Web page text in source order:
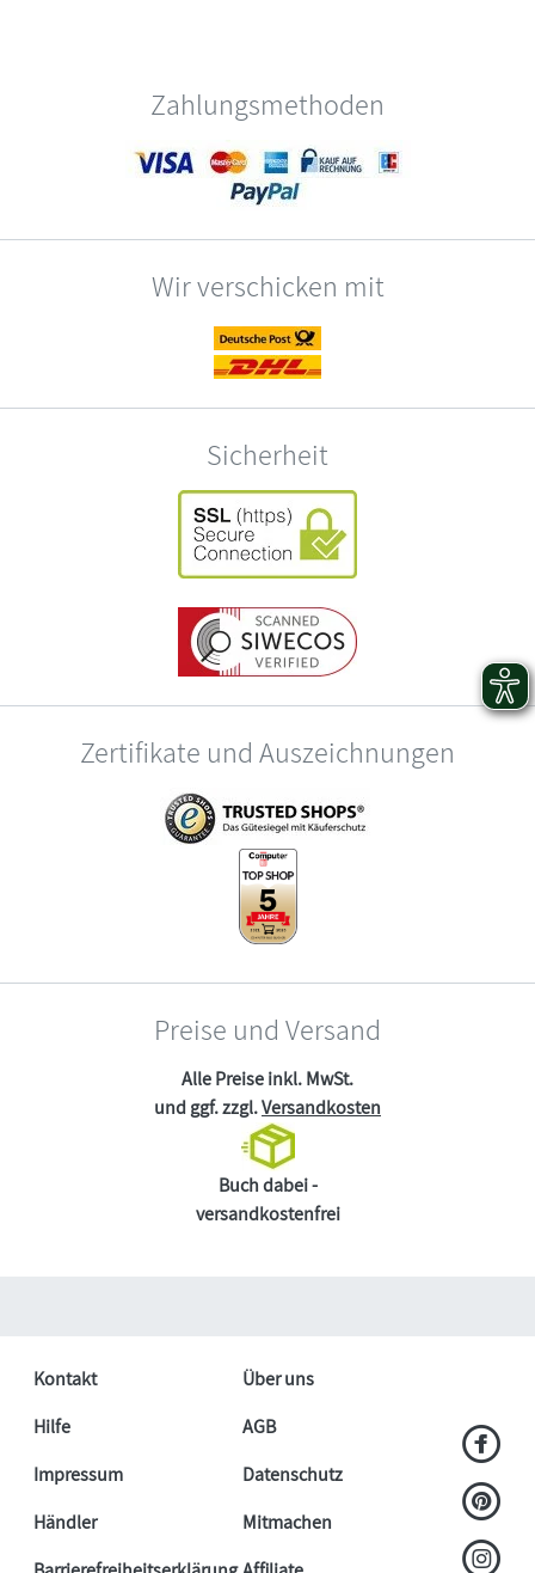
Zahlungsmethoden
Wir verschicken mit
Sicherheit
Zertifikate und Auszeichnungen
Preise und Versand
Alle Preise inkl. MwSt.
und ggf. zzgl.Versandkosten
Buch dabei -
versandkostenfrei
Kontakt
Über uns
Hilfe
AGB
Impressum
Datenschutz
Händler
Mitmachen